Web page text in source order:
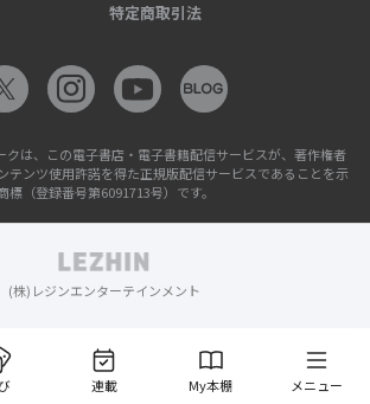
連載 My本棚 メニュー
特定商取引法
クは、この電子書店・電子書籍配信サービスが、著作権者
テンツ使用許諾を得た正規版配信サービスであることを示
標（登録番号第6091713号）です。
(株)レジンエンターテインメント